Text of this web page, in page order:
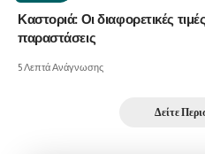
Καστοριά: Οι διαφορετικές
παραστάσεις
5 Λεπτά Ανάγνωσης
Δείτε